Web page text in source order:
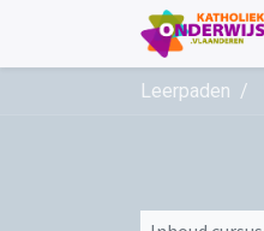
Leerpaden